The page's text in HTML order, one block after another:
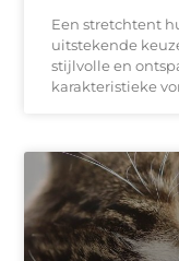
Een stretchtent
uitstekende
stijlvolle en
karakteristieke